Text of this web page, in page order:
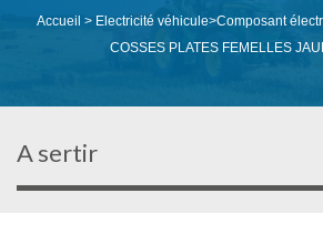
Accueil > Electricité véhicule>Composant
COSSES PLATES FEMELLES
A sertir